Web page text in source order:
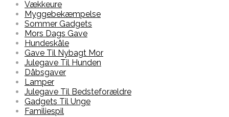
Vækkeure
Myggebekæmpelse
Sommer Gadgets
Mors Dags Gave
Hundeskåle
Gave Til Nybagt Mor
Julegave Til Hunden
Dåbsgaver
Lamper
Julegave Til Bedsteforældre
Gadgets Til Unge
Familiespil